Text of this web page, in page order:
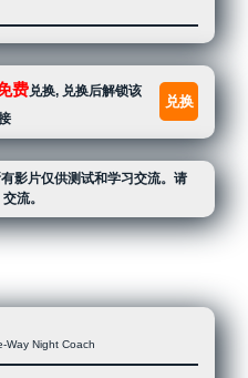
费兑换, 兑换后解锁该
兑换
影片仅供测试和学习交流。请
流。
Way Night Coach